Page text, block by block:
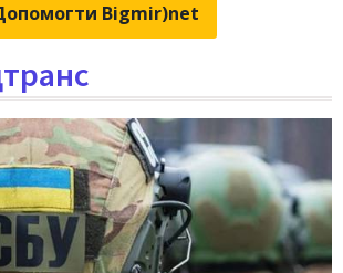
Bigmir)net